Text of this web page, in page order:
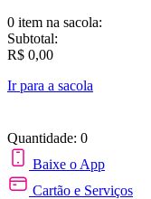
0 item na sacola:
Subtotal:
R$ 0,00
Ir para a sacola
Quantidade: 0
Baixe o App
Cartão e Serviços